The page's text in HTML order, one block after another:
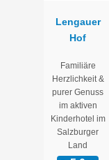
Lengauer
Hof
Familiäre
Herzlichkeit &
purer Genuss
im aktiven
Kinderhotel im
Salzburger
Land